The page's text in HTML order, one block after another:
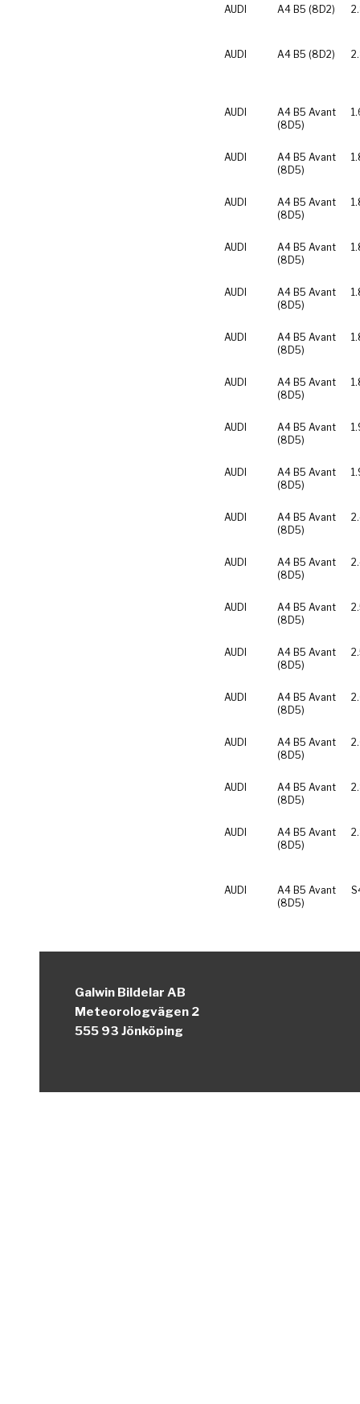
AUDI A4 B5 (8D2)
AUDI A4 B5 (8D2)
AUDI
A4 B5 Avant
(8D5)
AUDI
A4 B5 Avant
(8D5)
AUDI
A4 B5 Avant
(8D5)
AUDI
A4 B5 Avant
(8D5)
AUDI
A4 B5 Avant
(8D5)
AUDI
A4 B5 Avant
(8D5)
AUDI
A4 B5 Avant
(8D5)
AUDI
A4 B5 Avant
(8D5)
AUDI
A4 B5 Avant
(8D5)
AUDI
A4 B5 Avant
(8D5)
AUDI
A4 B5 Avant
(8D5)
AUDI
A4 B5 Avant
(8D5)
AUDI
A4 B5 Avant
(8D5)
AUDI
A4 B5 Avant
(8D5)
AUDI
A4 B5 Avant
(8D5)
AUDI
A4 B5 Avant
(8D5)
AUDI
A4 B5 Avant
(8D5)
AUDI
A4 B5 Avant
(8D5)
Galwin Bildelar AB
Meteorologvägen 2
555 93 Jönköping